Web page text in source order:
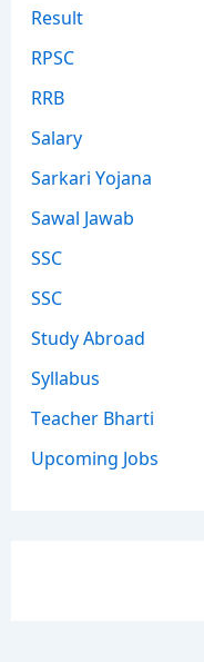
Result
RPSC
RRB
Salary
Sarkari Yojana
Sawal Jawab
SSC
SSC
Study Abroad
Syllabus
Teacher Bharti
Upcoming Jobs